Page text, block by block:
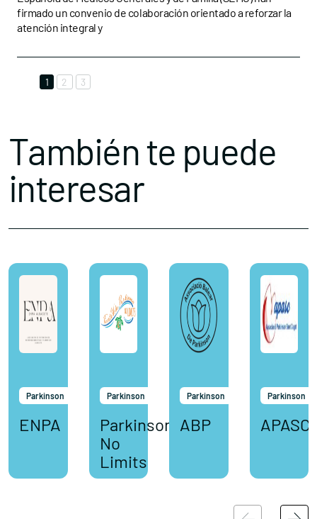
con la SEMG
firmado un convenio de colaboración orientado a reforzar la
atención integral y
1 2 3
También te puede
interesar
Parkinson
ENPA
Parkinson
Parkinson
No
Limits
Parkinson
ABP
Parkinson
APASC